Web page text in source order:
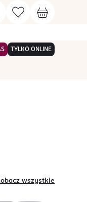
TYLKO ONLINE
wszystkie